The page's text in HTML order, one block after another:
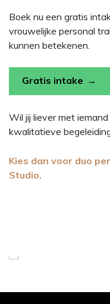
Boek nu een gratis
vrouwelijke personal
kunnen betekenen.
Gratis intake
Wil jij liever met
kwalitatieve
Kies dan voor duo
Studio.